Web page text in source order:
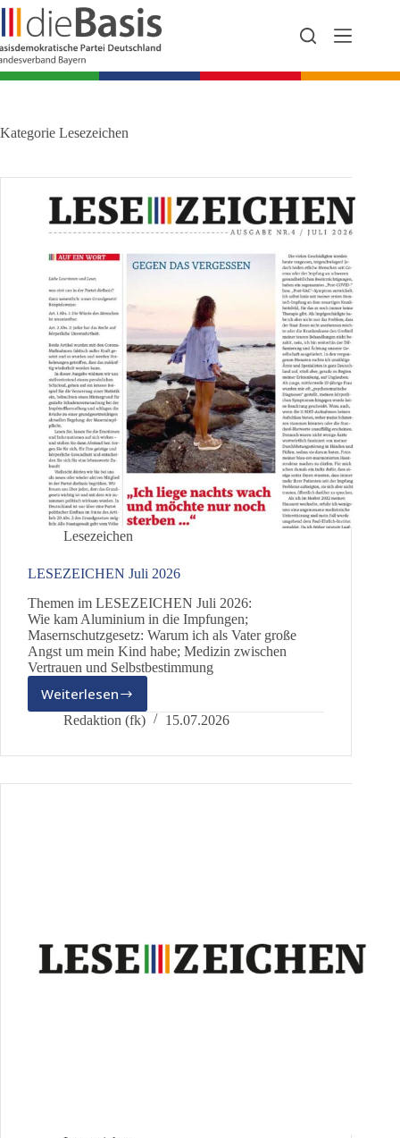
Zum
Inhalt
springen
Kategorie Lesezeichen
Lesezeichen
LESEZEICHEN Juli 2026
Themen im LESEZEICHEN Juli 2026:
Wie kam Aluminium in die Impfungen;
Masernschutzgesetz: Warum ich als Vater große
Angst um mein Kind habe; Medizin zwischen
Vertrauen und Selbstbestimmung
WeiterlesenLESEZEICHEN
Juli
Redaktion (fk) 15.07.2026